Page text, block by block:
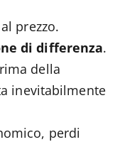
prezzo.
di differenza.
della
inevitabilmente
perdi